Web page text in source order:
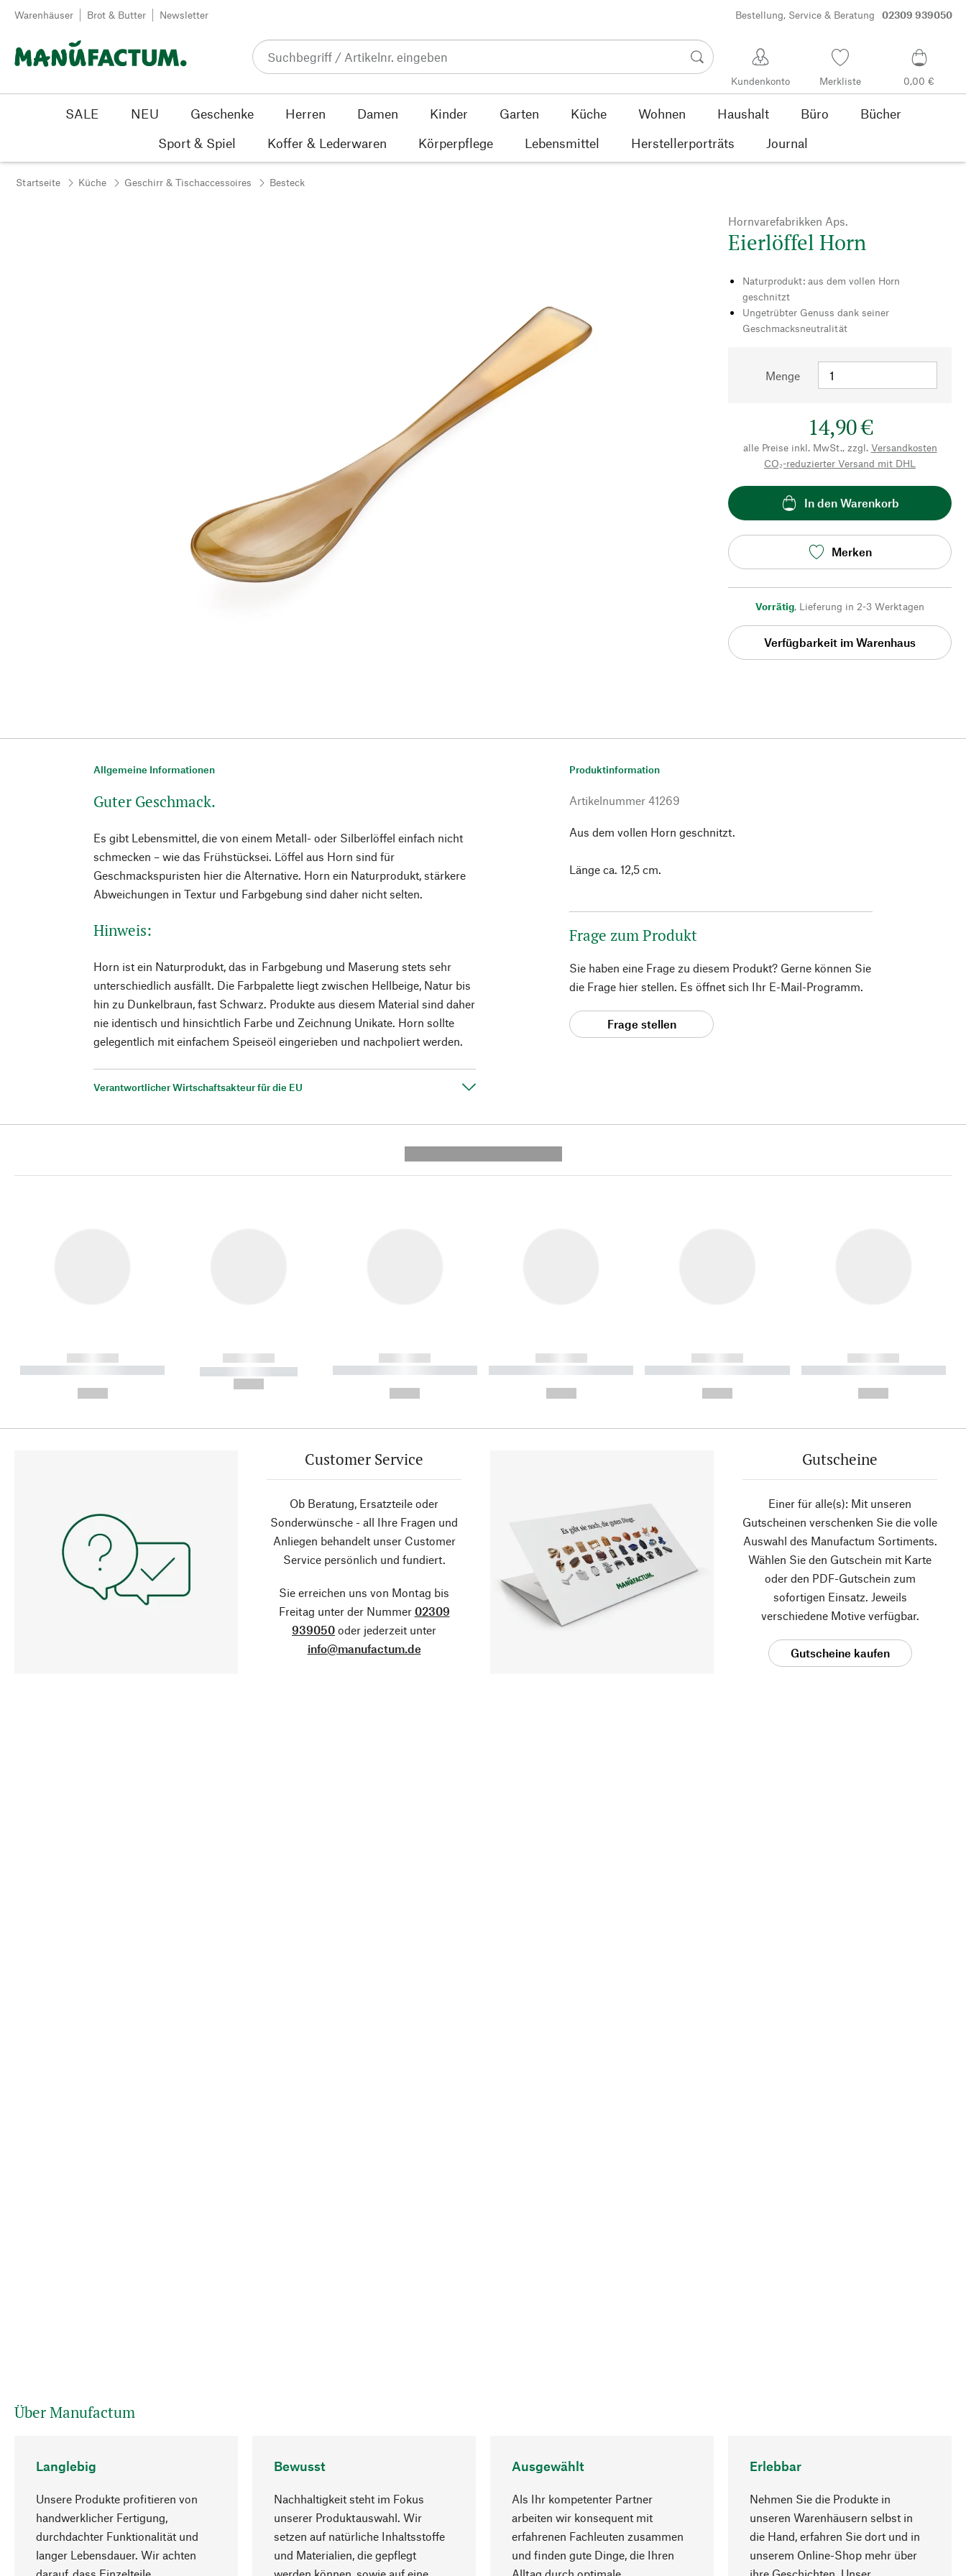
Zum Inhalt springen
Warenhäuser Brot & Butter Newsletter Bestellung, Service & Beratung 02309 939050
Kundenkonto Merkliste 0,00 €
SALE NEU Geschenke Herren Damen Kinder Garten Küche Wohnen Haushalt Büro
Bücher
Sport & Spiel
Koffer & Lederwaren Körperpflege Lebensmittel Herstellerporträts Journal
Startseite Küche Geschirr & Tischaccessoires Besteck
Hornvarefabrikken Aps.
Eierlöffel Horn
Naturprodukt: aus dem vollen Horn
geschnitzt
Ungetrübter Genuss dank seiner
Geschmacksneutralität
Menge
14,90 €
alle Preise inkl. MwSt., zzgl. Versandkosten
CO₂-reduzierter Versand mit DHL
In den Warenkorb
Merken
Vorrätig, Lieferung in 2-3 Werktagen
Verfügbarkeit im Warenhaus
Allgemeine Informationen
Guter Geschmack.
Es gibt Lebensmittel, die von einem Metall- oder Silberlöffel einfach nicht
schmecken – wie das Frühstücksei. Löffel aus Horn sind für
Geschmackspuristen hier die Alternative. Horn ein Naturprodukt, stärkere
Abweichungen in Textur und Farbgebung sind daher nicht selten.
Hinweis:
Horn ist ein Naturprodukt, das in Farbgebung und Maserung stets sehr
unterschiedlich ausfällt. Die Farbpalette liegt zwischen Hellbeige, Natur bis
hin zu Dunkelbraun, fast Schwarz. Produkte aus diesem Material sind daher
nie identisch und hinsichtlich Farbe und Zeichnung Unikate. Horn sollte
gelegentlich mit einfachem Speiseöl eingerieben und nachpoliert werden.
Verantwortlicher Wirtschaftsakteur für die EU
Produktinformation
Artikelnummer 41269
Aus dem vollen Horn geschnitzt.
Länge ca. 12,5 cm.
Frage zum Produkt
Sie haben eine Frage zu diesem Produkt? Gerne können Sie
die Frage hier stellen. Es öffnet sich Ihr E-Mail-Programm.
Frage stellen
------------
----------- ----------- ----------
------------
----------- -----------
------------
----------- ----------- ----------
------------
----------- ----------- ----------
------------
----------- ----------- ----------
------------
----------- ----------- ----------
Customer Service
Ob Beratung, Ersatzteile oder
Sonderwünsche - all Ihre Fragen und
Anliegen behandelt unser Customer
Service persönlich und fundiert.
Sie erreichen uns von Montag bis
Freitag unter der Nummer 02309
939050 oder jederzeit unter
info@manufactum.de
Gutscheine
Einer für alle(s): Mit unseren
Gutscheinen verschenken Sie die volle
Auswahl des Manufactum Sortiments.
Wählen Sie den Gutschein mit Karte
oder den PDF-Gutschein zum
sofortigen Einsatz. Jeweils
verschiedene Motive verfügbar.
Gutscheine kaufen
Über Manufactum
Langlebig
Unsere Produkte profitieren von
handwerklicher Fertigung,
durchdachter Funktionalität und
langer Lebensdauer. Wir achten
Bewusst
Nachhaltigkeit steht im Fokus
unserer Produktauswahl. Wir
setzen auf natürliche Inhaltsstoffe
und Materialien, die gepflegt
Ausgewählt
Als Ihr kompetenter Partner
arbeiten wir konsequent mit
erfahrenen Fachleuten zusammen
und finden gute Dinge, die Ihren
Erlebbar
Nehmen Sie die Produkte in
unseren Warenhäusern selbst in
die Hand, erfahren Sie dort und in
unserem Online-Shop mehr über